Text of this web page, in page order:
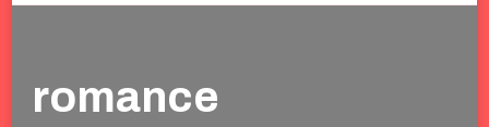
romance